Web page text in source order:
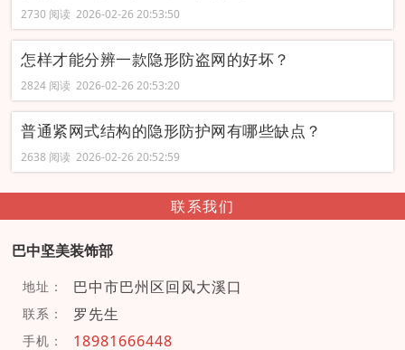
2730 阅读 2026-02-26 20:53:50
怎样才能分辨一款隐形防盗网的好坏？
2824 阅读 2026-02-26 20:53:20
普通紧网式结构的隐形防护网有哪些缺点？
2638 阅读 2026-02-26 20:52:59
联系我们
巴中坚美装饰部
地址： 巴中市巴州区回风大溪口
联系： 罗先生
手机： 18981666448